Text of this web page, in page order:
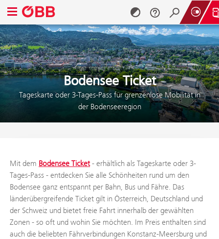
Zum Inhalt springen (Alt + 0)
Zum Menü springen (Alt + 1)
Navigationsmenü öffnen
Bodensee Ticket
Tageskarte oder 3-Tages-Pass für grenzenlose Mobilität in
der Bodenseeregion
Mit dem Bodensee Ticket- erhältlich als Tageskarte oder 3-
Tages-Pass - entdecken Sie alle Schönheiten rund um den
Bodensee ganz entspannt per Bahn, Bus und Fähre. Das
länderübergreifende Ticket gilt in Österreich, Deutschland und
der Schweiz und bietet freie Fahrt innerhalb der gewählten
Zonen - so oft und wohin Sie möchten. Im Preis enthalten sind
auch die beliebten Fährverbindungen Konstanz-Meersburg und